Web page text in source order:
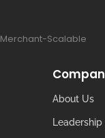
Merchant-Scalable
About Us
Leadership